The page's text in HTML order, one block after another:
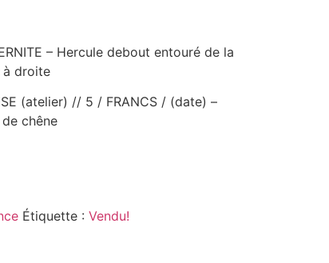
– Hercule debout entouré de la
à droite
(atelier) // 5 / FRANCS / (date) –
chêne
Étiquette : Vendu!